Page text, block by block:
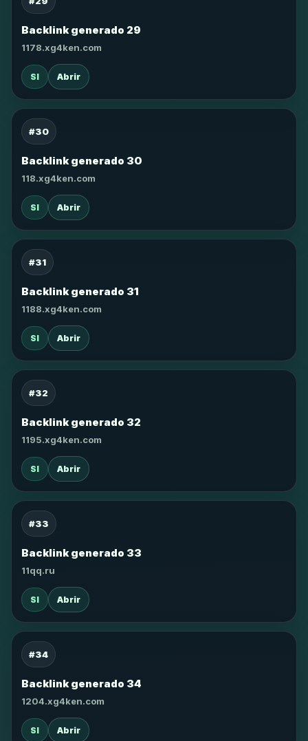
Backlink generado 29
1178.xg4ken.com
SI Abrir
#30
Backlink generado 30
118.xg4ken.com
SI Abrir
#31
Backlink generado 31
1188.xg4ken.com
SI Abrir
#32
Backlink generado 32
1195.xg4ken.com
SI Abrir
#33
Backlink generado 33
11qq.ru
SI Abrir
#34
Backlink generado 34
1204.xg4ken.com
SI Abrir